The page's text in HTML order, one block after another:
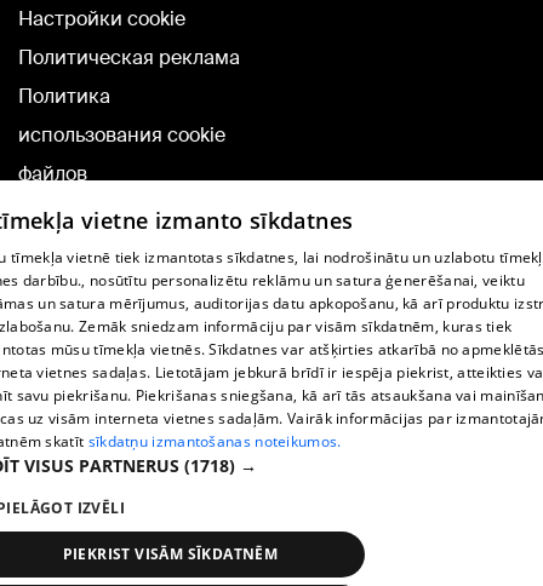
Настройки cookie
Политическая реклама
Политика
использования cookie
файлов
Добавление
комментариев
TВ-программа
Условия договора
360 Ziņu kontakti
Helio Media
Служба помощи портала: э-почта -
All rights reserved.
vietne izmanto sīkdatnes
tīmekļa vietnē tiek izmantotas sīkdatnes, lai nodrošinātu un uzlabotu
darbību., nosūtītu personalizētu reklāmu un satura ģenerēšanai, veiktu
un satura mērījumus, auditorijas datu apkopošanu, kā arī produktu
Zemāk sniedzam informāciju par visām sīkdatnēm, kuras tiek
mūsu tīmekļa vietnēs. Sīkdatnes var atšķirties atkarībā no
vietnes sadaļas. Lietotājam jebkurā brīdī ir iespēja piekrist, atteikties
savu piekrišanu. Piekrišanas sniegšana, kā arī tās atsaukšana vai
uz visām interneta vietnes sadaļām. Vairāk informācijas par
skatīt sīkdatņu izmantošanas noteikumos.
VISUS PARTNERUS (1718) →
IZVĒLI
PIEKRIST VISĀM SĪKDATNĒM